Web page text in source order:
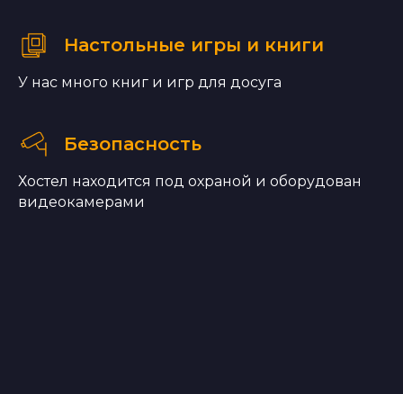
Настольные игры и книги
У нас много книг и игр для досуга
Безопасность
Хостел находится под охраной и оборудован
видеокамерами